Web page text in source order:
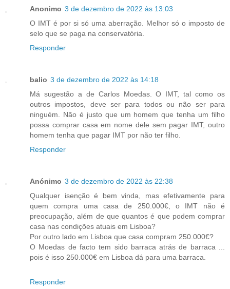
Anonimo 3 de dezembro de 2022 às 13:03
O IMT é por si só uma aberração. Melhor só o imposto de
selo que se paga na conservatória.
Responder
balio 3 de dezembro de 2022 às 14:18
Má sugestão a de Carlos Moedas. O IMT, tal como os
outros impostos, deve ser para todos ou não ser para
ninguém. Não é justo que um homem que tenha um filho
possa comprar casa em nome dele sem pagar IMT, outro
homem tenha que pagar IMT por não ter filho.
Responder
Anónimo 3 de dezembro de 2022 às 22:38
Qualquer isenção é bem vinda, mas efetivamente para
quem compra uma casa de 250.000€, o IMT não é
preocupação, além de que quantos é que podem comprar
casa nas condições atuais em Lisboa?
Por outro lado em Lisboa que casa compram 250.000€?
O Moedas de facto tem sido barraca atrás de barraca ...
pois é isso 250.000€ em Lisboa dá para uma barraca.
Responder